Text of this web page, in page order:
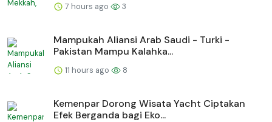
7 hours ago 3
Mampukah Aliansi Arab Saudi - Turki -
Pakistan Mampu Kalahka...
11 hours ago 8
Kemenpar Dorong Wisata Yacht Ciptakan
Efek Berganda bagi Eko...